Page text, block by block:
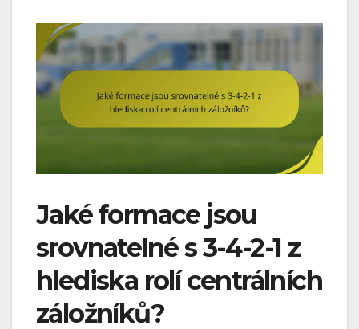
Jaké formace jsou
srovnatelné s 3-4-2-1 z
hlediska rolí centrálních
záložníků?